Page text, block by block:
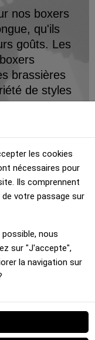
nos boxers
qu'ils
goûts. Les
brassières
de styles
Les
laisser
personnaliser
va
; elle permet
qui lui est
sa garde-robe.
que chaque
conscient de
et l'originalité.
aventure où
les cookies
nécessaires pour
Ils comprennent
votre passage sur
nous
sur "J'accepte",
la navigation sur